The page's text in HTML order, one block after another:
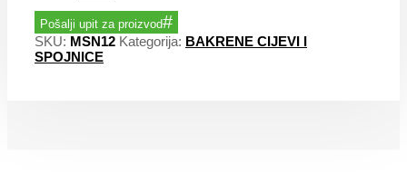
Pošalji upit za proizvod
SKU: MSN12 Kategorija: BAKRENE CIJEVI I
SPOJNICE